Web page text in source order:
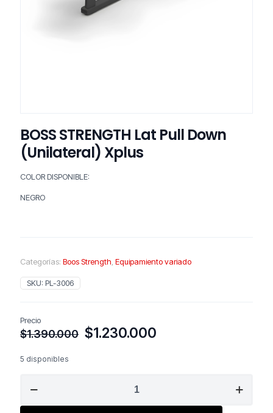
BOSS STRENGTH Lat Pull Down
(Unilateral) Xplus
COLOR DISPONIBLE:
NEGRO
Categorías: Boos Strength, Equipamiento variado
SKU: PL-3006
Precio
$1.390.000 El
$1.390.000.
$1.230.000
5 disponibles
STRENGTH